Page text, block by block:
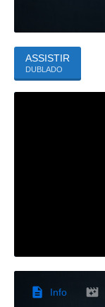
ASSISTIR
DUBLADO
Info